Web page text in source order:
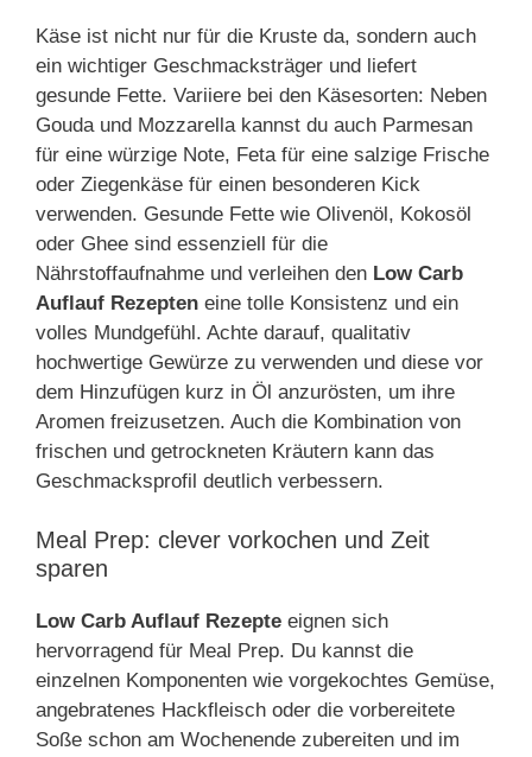
Käse ist nicht nur für die Kruste da, sondern auch
ein wichtiger Geschmacksträger und liefert
gesunde Fette. Variiere bei den Käsesorten: Neben
Gouda und Mozzarella kannst du auch Parmesan
für eine würzige Note, Feta für eine salzige Frische
oder Ziegenkäse für einen besonderen Kick
verwenden. Gesunde Fette wie Olivenöl, Kokosöl
oder Ghee sind essenziell für die
Nährstoffaufnahme und verleihen den Low Carb
Auflauf Rezepten eine tolle Konsistenz und ein
volles Mundgefühl. Achte darauf, qualitativ
hochwertige Gewürze zu verwenden und diese vor
dem Hinzufügen kurz in Öl anzurösten, um ihre
Aromen freizusetzen. Auch die Kombination von
frischen und getrockneten Kräutern kann das
Geschmacksprofil deutlich verbessern.
Meal Prep: clever vorkochen und Zeit
sparen
Low Carb Auflauf Rezepte eignen sich
hervorragend für Meal Prep. Du kannst die
einzelnen Komponenten wie vorgekochtes Gemüse,
angebratenes Hackfleisch oder die vorbereitete
Soße schon am Wochenende zubereiten und im